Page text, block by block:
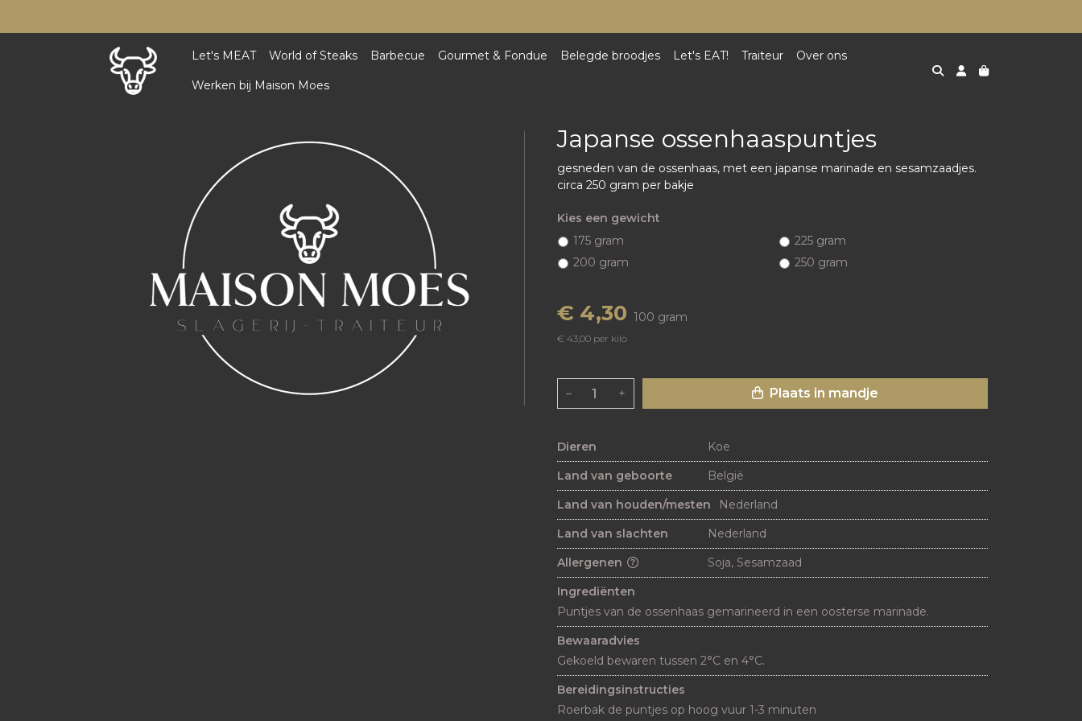
Let's MEAT World of Steaks Barbecue Gourmet & Fondue Belegde broodjes Let's EAT! Traiteur Over ons
Werken bij Maison Moes
Japanse ossenhaaspuntjes
gesneden van de ossenhaas, met een japanse marinade en sesamzaadjes.
circa 250 gram per bakje
Kies een gewicht
175 gram
200 gram
225 gram
250 gram
€ 4,30 100 gram
€ 43,00 per kilo
– + Plaats in mandje
Dieren
Koe
Land van geboorte
België
Land van houden/mesten
Nederland
Land van slachten
Nederland
Allergenen
Soja, Sesamzaad
Ingrediënten
Puntjes van de ossenhaas gemarineerd in een oosterse marinade.
Bewaaradvies
Gekoeld bewaren tussen 2°C en 4°C.
Bereidingsinstructies
Roerbak de puntjes op hoog vuur 1-3 minuten